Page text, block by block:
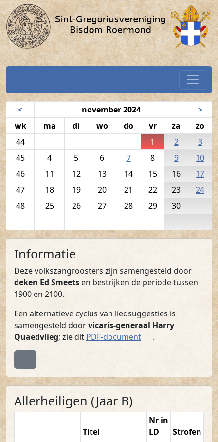
Spring naar hoofdtekst
Volkszang - 1 november 2024 /
Navigatiekalender
< november 2024
>
wk
ma di wo do vr za
zo
44
1 2
3
45
4 5 6 7 8 9
10
46
11 12 13 14 15 16
17
47
18 19 20 21 22 23
24
48
25 26 27 28 29 30
Informatie
Deze volkszangroosters zijn samengesteld door
deken Ed Smeetsen bestrijken de periode tussen
1900 en 2100.
Een alternatieve cyclus van liedsuggesties is
samengesteld doorvicaris-generaal Harry
Quaedvlieg; zie dit PDF-document(PDF).
Allerheiligen (Jaar B)
Titel
Nr in
LD
Strofen